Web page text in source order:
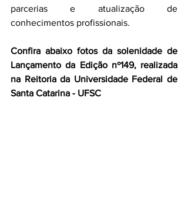
parcerias e atualização de
conhecimentos profissionais.
Confira abaixo fotos da solenidade de
Lançamento da Edição nº149, realizada
na Reitoria da Universidade Federal de
Santa Catarina - UFSC